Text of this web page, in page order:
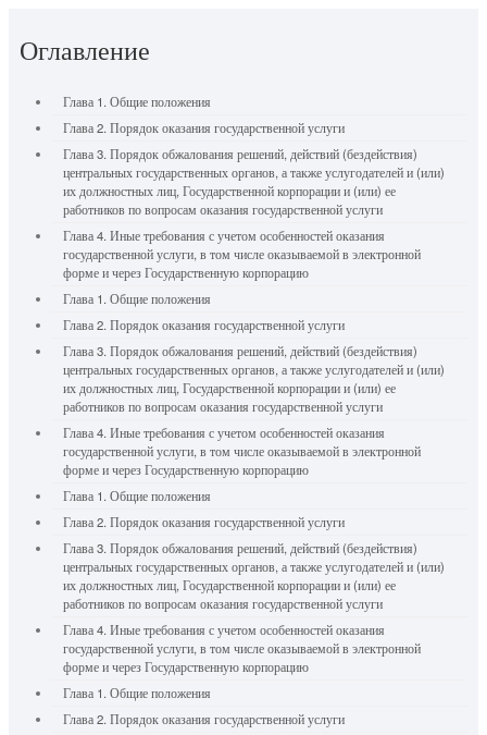
Оглавление
Глава 1. Общие положения
Глава 2. Порядок оказания государственной услуги
Глава 3. Порядок обжалования решений, действий (бездействия)
центральных государственных органов, а также услугодателей и (или)
их должностных лиц, Государственной корпорации и (или) ее
работников по вопросам оказания государственной услуги
Глава 4. Иные требования с учетом особенностей оказания
государственной услуги, в том числе оказываемой в электронной
форме и через Государственную корпорацию
Глава 1. Общие положения
Глава 2. Порядок оказания государственной услуги
Глава 3. Порядок обжалования решений, действий (бездействия)
центральных государственных органов, а также услугодателей и (или)
их должностных лиц, Государственной корпорации и (или) ее
работников по вопросам оказания государственной услуги
Глава 4. Иные требования с учетом особенностей оказания
государственной услуги, в том числе оказываемой в электронной
форме и через Государственную корпорацию
Глава 1. Общие положения
Глава 2. Порядок оказания государственной услуги
Глава 3. Порядок обжалования решений, действий (бездействия)
центральных государственных органов, а также услугодателей и (или)
их должностных лиц, Государственной корпорации и (или) ее
работников по вопросам оказания государственной услуги
Глава 4. Иные требования с учетом особенностей оказания
государственной услуги, в том числе оказываемой в электронной
форме и через Государственную корпорацию
Глава 1. Общие положения
Глава 2. Порядок оказания государственной услуги